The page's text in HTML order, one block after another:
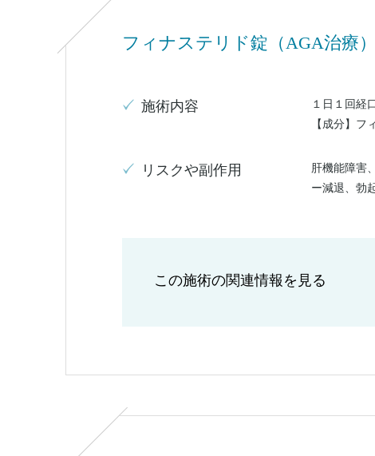
フィナステリド錠（AGA治療
施術内容
１日１回経
【成分】
リスクや副作用
肝機能障害
ー減退、勃
この施術の関連情報を見る